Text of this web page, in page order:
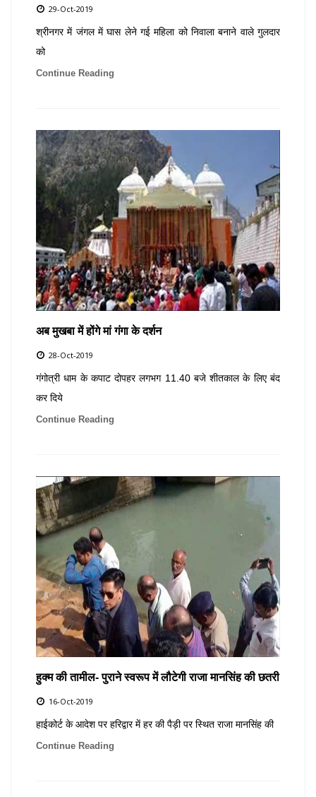
29-Oct-2019
श्रीनगर में जंगल में घास लेने गई महिला को निवाला बनाने वाले गुलदार
को
Continue Reading
अब मुखबा में होंगे मां गंगा के दर्शन
28-Oct-2019
गंगोत्री धाम के कपाट दोपहर लगभग 11.40 बजे शीतकाल के लिए बंद
कर दिये
Continue Reading
हुक्म की तामील- पुराने स्वरूप में लौटेगी राजा मानसिंह की छतरी
16-Oct-2019
हाईकोर्ट के आदेश पर हरिद्वार में हर की पैड़ी पर स्थित राजा मानसिंह की
Continue Reading